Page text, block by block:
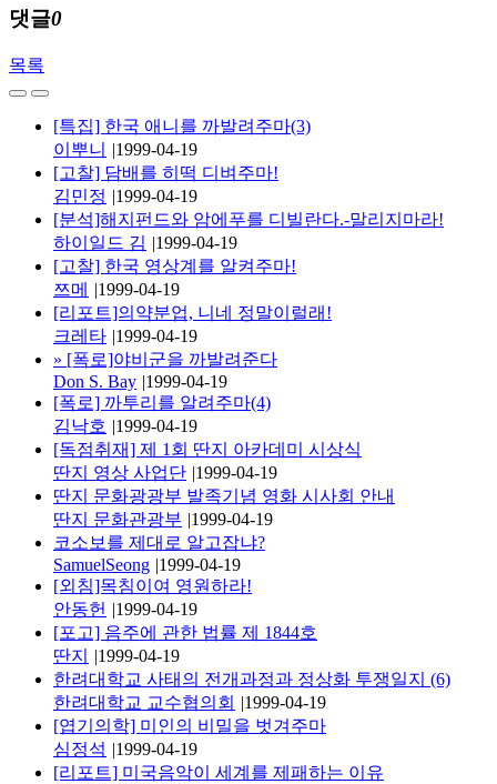
댓글0
목록
[특집] 한국 애니를 까발려주마(3)
이뿌니
|1999-04-19
[고찰] 담배를 히떡 디벼주마!
김민정 |1999-04-19
[분석]해지펀드와 암에푸를 디빌란다.-말리지마라!
하이일드 김 |1999-04-19
[고찰] 한국 영상계를 알켜주마!
쯔메
|1999-04-19
[리포트]의약분업, 니네 정말이럴래!
크레타 |1999-04-19
» [폭로]야비군을 까발려준다
Don S. Bay |1999-04-19
[폭로] 까투리를 알려주마(4)
김낙호 |1999-04-19
[독점취재] 제 1회 딴지 아카데미 시상식
딴지 영상 사업단 |1999-04-19
딴지 문화광광부 발족기념 영화 시사회 안내
딴지 문화관광부 |1999-04-19
코소보를 제대로 알고잡냐?
SamuelSeong |1999-04-19
[외침]목침이여 영원하라!
안동헌 |1999-04-19
[포고] 음주에 관한 법률 제 1844호
딴지
|1999-04-19
한려대학교 사태의 전개과정과 정상화 투쟁일지 (6)
한려대학교 교수협의회 |1999-04-19
[엽기의학] 미인의 비밀을 벗겨주마
심정석 |1999-04-19
[리포트] 미국음악이 세계를 제패하는 이유